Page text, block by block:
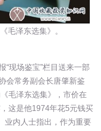
毛泽东选集》。
场鉴宝”栏目送来一部
会常务副会长唐肇新鉴
毛泽东选集》，市价在
这是他1974年花5元钱买
业内人士指出，作为重要